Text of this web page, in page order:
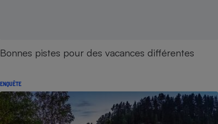
Bonnes pistes pour des vacances différentes
ENQUÊTE